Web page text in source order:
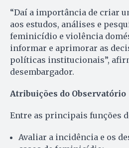
“Daí a importância de criar
aos estudos, análises e
feminicídio e violência
informar e aprimorar as
políticas institucionais”,
desembargador.
Atribuições do Observatório
Entre as principais funções
Avaliar a incidência e os